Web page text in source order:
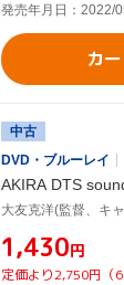
発売年月日：2022/
カ
中古
DVD・ブルーレイ
AKIRA DTS
¥1,430円
定価より2,750円（